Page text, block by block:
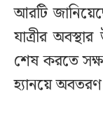
আরটি
যাত্রীর
শেষ করতে
হ্যানয়ে